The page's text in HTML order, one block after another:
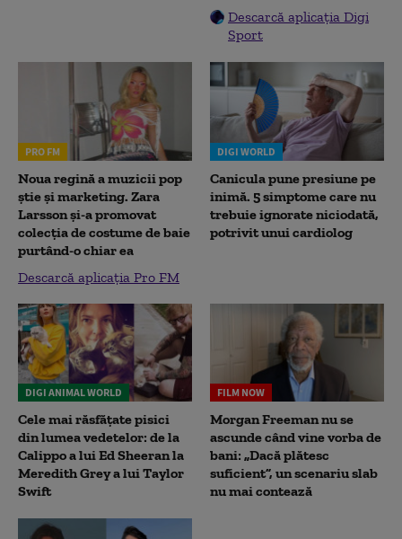
Descarcă aplicația Digi
Sport
PRO FM
Noua regină a muzicii pop
știe și marketing. Zara
Larsson și-a promovat
colecția de costume de baie
purtând-o chiar ea
Descarcă aplicația Pro FM
DIGI WORLD
Canicula pune presiune pe
inimă. 5 simptome care nu
trebuie ignorate niciodată,
potrivit unui cardiolog
DIGI ANIMAL WORLD
Cele mai răsfățate pisici
din lumea vedetelor: de la
Calippo a lui Ed Sheeran la
Meredith Grey a lui Taylor
Swift
FILM NOW
Morgan Freeman nu se
ascunde când vine vorba de
bani: „Dacă plătesc
suficient”, un scenariu slab
nu mai contează